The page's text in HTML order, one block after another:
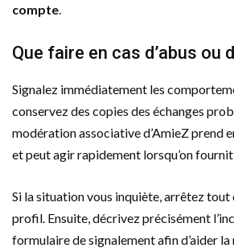
compte.
Que faire en cas d’abus ou
Signalez immédiatement les
conservez des copies des échanges
modération associative d’AmieZ prend
et peut agir rapidement lorsqu’on
Si la situation vous inquiète, arrêtez
profil. Ensuite, décrivez précisément
formulaire de signalement afin d’aider